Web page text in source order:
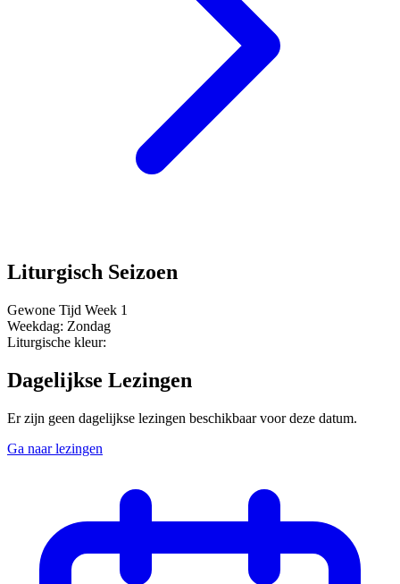
Liturgisch Seizoen
Gewone Tijd Week 1
Weekdag: Zondag
Liturgische kleur:
Dagelijkse Lezingen
Er zijn geen dagelijkse lezingen beschikbaar voor deze datum.
Ga naar lezingen